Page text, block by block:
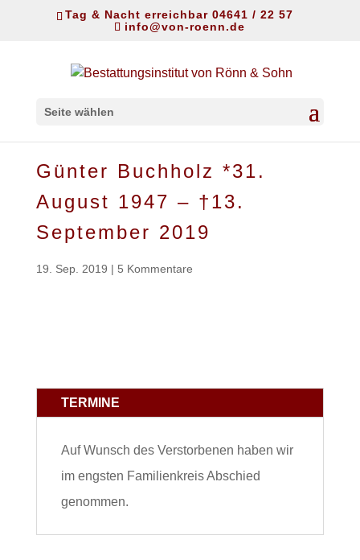
Tag & Nacht erreichbar 04641 / 22 57
info@von-roenn.de
Seite wählen
Günter Buchholz *31.
August 1947 – †13.
September 2019
19. Sep. 2019 | 5 Kommentare
TERMINE
Auf Wunsch des Verstorbenen haben wir
im engsten Familienkreis Abschied
genommen.